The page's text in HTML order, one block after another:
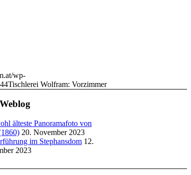
wp-
Tischlerei Wolfram: Vorzimmer
älteste Panoramafoto von
20. November 2023
im Stephansdom 12.
2023